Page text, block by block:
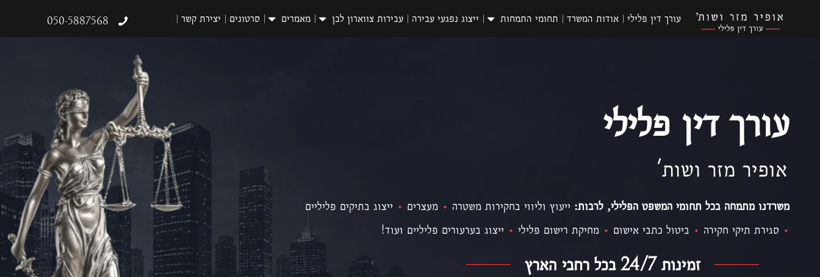
עורך דין פלילי אודות המשרד תחומי התמחות ייצוג נפגעי עבירה עבירות צווארון לבן מאמרים סרטונים יצירת קשר 050-5887568
עורך דין פלילי
אופיר מזר ושות'
משרדנו מתמחה בכל תחומי המשפט הפלילי, לרבות: ייעוץ וליווי בחקירות משטרה • מעצרים • ייצוג בתיקים פליליים
• סגירת תיקי חקירה • ביטול כתבי אישום • מחיקת רישום פלילי • ייצוג בערעורים פליליים ועוד!
זמינות 24/7 בכל רחבי הארץ